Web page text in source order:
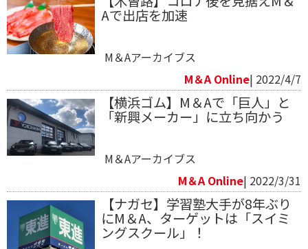
Aで出店を加速
M＆Aアーカイブス
M＆A Online| 2022/4/7
【横浜ゴム】M＆Aで「巨人」と
「新興メーカー」に立ち向かう
M＆Aアーカイブス
M＆A Online| 2022/3/31
【ナガセ】学習塾大手が8年ぶり
にM＆A、ターゲットは「スイミ
ングスクール」！